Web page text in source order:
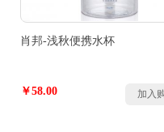
肖邦-浅秋便携水杯
￥58.00 加入